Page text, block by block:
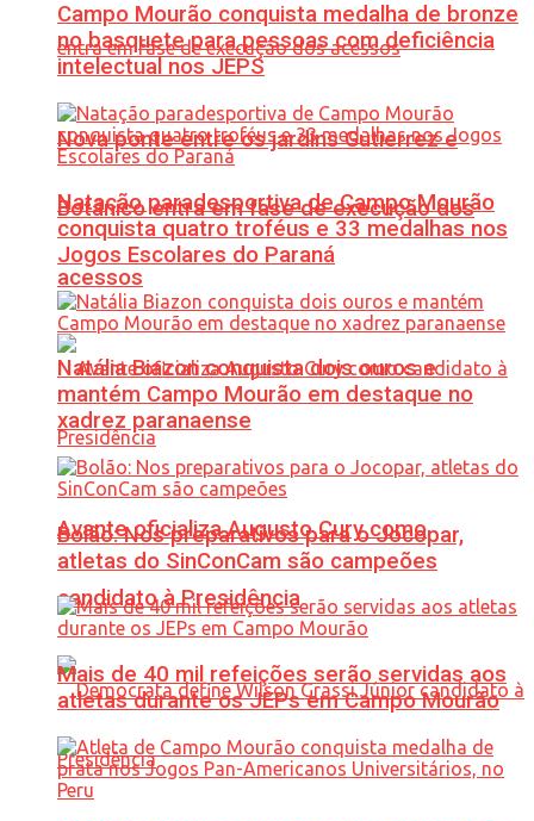
Nova ponte entre os jardins Gutierrez e
Botânico entra em fase de execução dos
acessos
Avante oficializa Augusto Cury como
candidato à Presidência
Campo Mourão conquista medalha de bronze
no basquete para pessoas com deficiência
intelectual nos JEPS
Natação paradesportiva de Campo Mourão
conquista quatro troféus e 33 medalhas nos
Jogos Escolares do Paraná
Natália Biazon conquista dois ouros e
mantém Campo Mourão em destaque no
xadrez paranaense
Bolão: Nos preparativos para o Jocopar,
atletas do SinConCam são campeões
Mais de 40 mil refeições serão servidas aos
atletas durante os JEPs em Campo Mourão